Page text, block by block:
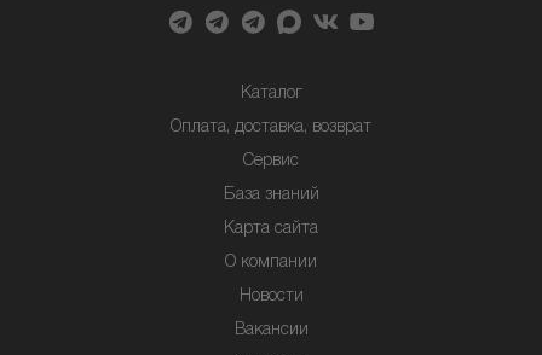
Каталог
Оплата, доставка, возврат
Сервис
База знаний
Карта сайта
О компании
Новости
Вакансии